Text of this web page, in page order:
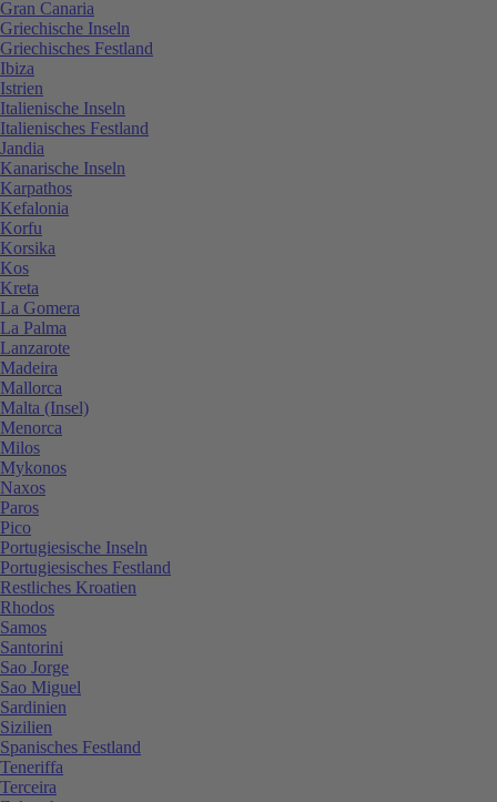
Gran Canaria
Griechische Inseln
Griechisches Festland
Ibiza
Istrien
Italienische Inseln
Italienisches Festland
Jandia
Kanarische Inseln
Karpathos
Kefalonia
Korfu
Korsika
Kos
Kreta
La Gomera
La Palma
Lanzarote
Madeira
Mallorca
Malta (Insel)
Menorca
Milos
Mykonos
Naxos
Paros
Pico
Portugiesische Inseln
Portugiesisches Festland
Restliches Kroatien
Rhodos
Samos
Santorini
Sao Jorge
Sao Miguel
Sardinien
Sizilien
Spanisches Festland
Teneriffa
Terceira